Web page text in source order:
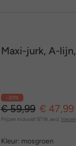
Maxi-jurk, A-
- 20%
€ 59,99 € 47,99
Prijzen inclusief BTW, excl.
Kleur: mosgroen